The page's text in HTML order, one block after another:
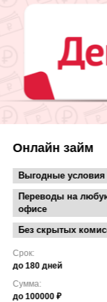
Онлайн займ
Выгодные условия
Переводы на
офисе
Без скрытых
Срок:
до 180 дней
Сумма:
до 100000 ₽